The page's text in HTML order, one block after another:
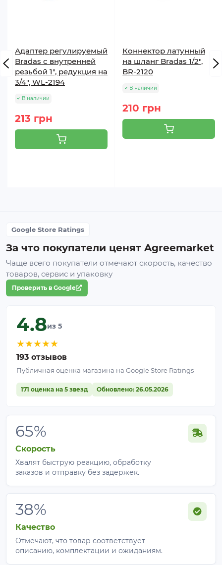
Адаптер регулируемый
Bradas с внутренней
резьбой 1", редукция на
3/4", WL-2194
В наличии
213 грн
Коннектор латунный
на шланг Bradas 1/2",
BR-2120
В наличии
210 грн
Google Store Ratings
За что покупатели ценят Agreemarket
Чаще всего покупатели отмечают скорость, качество
товаров, сервис и упаковку
Проверить в Google
4.8из 5
★★★★★
193 отзывов
Публичная оценка магазина на Google Store Ratings
171 оценка на 5 звезд Обновлено: 26.05.2026
65%
Скорость
Хвалят быструю реакцию, обработку
заказов и отправку без задержек.
38%
Качество
Отмечают, что товар соответствует
описанию, комплектации и ожиданиям.